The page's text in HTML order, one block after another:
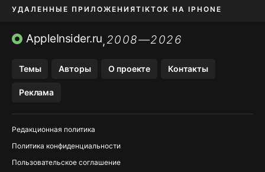
УДАЛЕННЫЕ ПРИЛОЖЕНИЯTIKTOK НА IPHONE
ПРИЛОЖЕНИЯ БЕЗ APP STORE
AppleInsider.ru,2008—2026
Темы Авторы О проекте Контакты
Реклама
Редакционная политика
Политика конфиденциальности
Пользовательское соглашение